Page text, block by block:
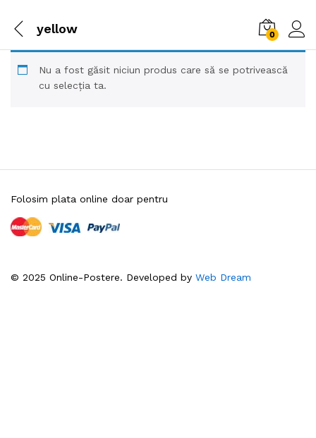
yellow 0
Nu a fost găsit niciun produs care să se potrivească
cu selecția ta.
© 2025 Online-Postere. Developed by Web Dream
Folosim plata online doar pentru